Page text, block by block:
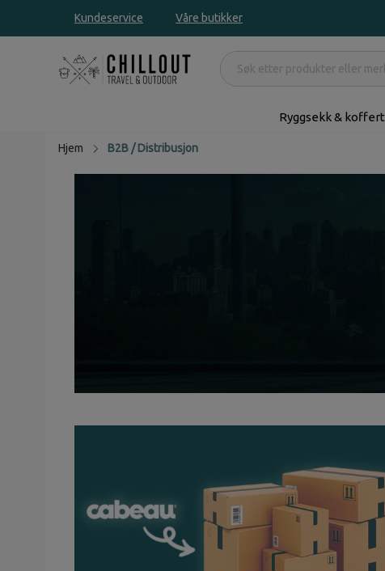
Kundeservice Våre butikker
Ryggsekk & koffert
Hjem B2B / Distribusjon